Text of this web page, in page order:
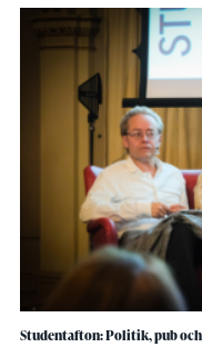
Studentafton: Politik, pub